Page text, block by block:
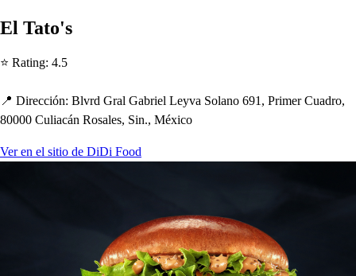
El Tato's
⭐ Rating: 4.5
📍 Dirección: Blvrd Gral Gabriel Leyva Solano 691, Primer Cuadro,
80000 Culiacán Rosales, Sin., México
Ver en el sitio de DiDi Food